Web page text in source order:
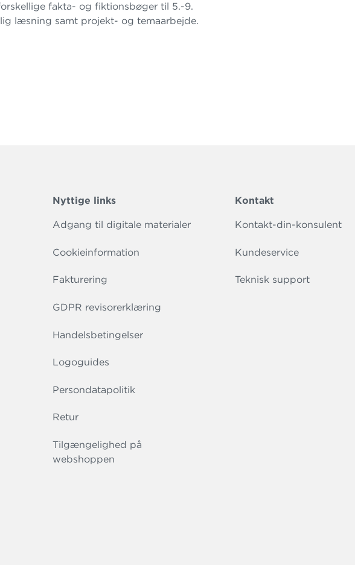
fakta- og fiktionsbøger til 5.-9.
læsning samt projekt- og temaarbejde.
Nyttige links
Adgang til digitale materialer
Cookieinformation
Fakturering
GDPR revisorerklæring
Handelsbetingelser
Logoguides
Persondatapolitik
Retur
Tilgængelighed på
webshoppen
Kontakt
Kontakt-din-konsulent
Kundeservice
Teknisk support